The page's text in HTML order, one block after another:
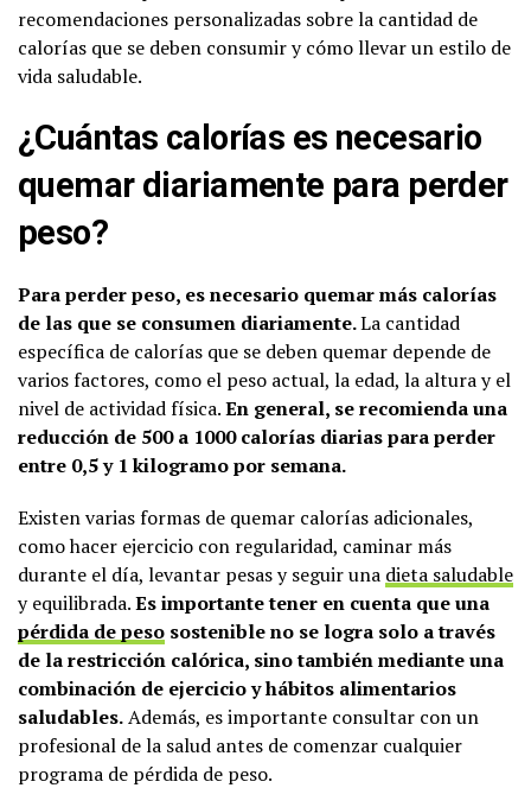
recomendaciones personalizadas sobre la cantidad de
calorías que se deben consumir y cómo llevar un estilo de
vida saludable.
¿Cuántas calorías es necesario
quemar diariamente para perder
peso?
Para perder peso, es necesario quemar más calorías
de las que se consumen diariamente.La cantidad
específica de calorías que se deben quemar depende de
varios factores, como el peso actual, la edad, la altura y el
nivel de actividad física.En general, se recomienda una
reducción de 500 a 1000 calorías diarias para perder
entre 0,5 y 1 kilogramo por semana.
Existen varias formas de quemar calorías adicionales,
como hacer ejercicio con regularidad, caminar más
durante el día, levantar pesas y seguir una dieta saludable
y equilibrada.Es importante tener en cuenta que una
pérdida de peso sostenible no se logra solo a través
de la restricción calórica, sino también mediante una
combinación de ejercicio y hábitos alimentarios
saludables.Además, es importante consultar con un
profesional de la salud antes de comenzar cualquier
programa de pérdida de peso.